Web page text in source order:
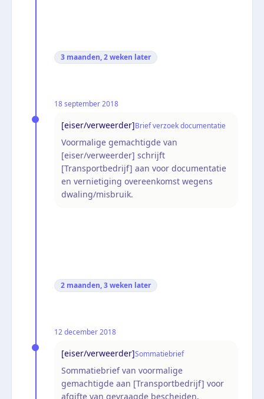
3 maanden, 2 weken later
18 september 2018
[eiser/verweerder]Brief verzoek documentatie
Voormalige gemachtigde van
[eiser/verweerder] schrijft
[Transportbedrijf] aan voor documentatie
en vernietiging overeenkomst wegens
dwaling/misbruik.
2 maanden, 3 weken later
12 december 2018
[eiser/verweerder]Sommatiebrief
Sommatiebrief van voormalige
gemachtigde aan [Transportbedrijf] voor
afgifte van gevraagde bescheiden.